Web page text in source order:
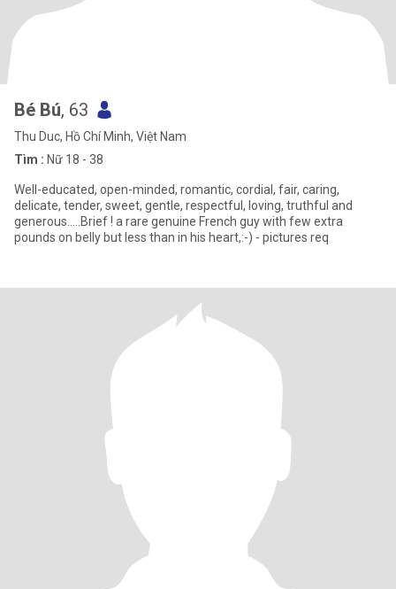
Bé Bú, 63
Thu Duc, Hồ Chí Minh, Việt Nam
Tìm : Nữ 18 - 38
Well-educated, open-minded, romantic, cordial, fair, caring,
delicate, tender, sweet, gentle, respectful, loving, truthful and
generous.....Brief ! a rare genuine French guy with few extra
pounds on belly but less than in his heart,:-) - pictures req